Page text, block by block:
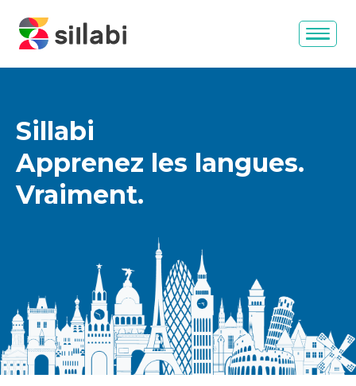
Sillabi
Apprenez les langues.
Vraiment.